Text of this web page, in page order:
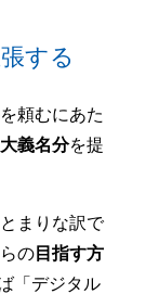
する
頼むにあた
大義名分を提
まりな訳で
の目指す方
「デジタル